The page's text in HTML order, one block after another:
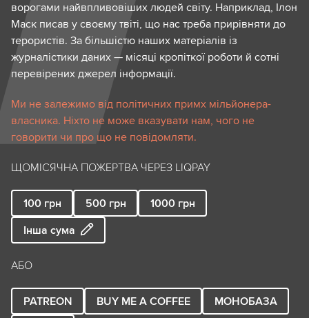
ворогами найвпливовіших людей світу. Наприклад, Ілон
Маск писав у своєму твіті, що нас треба прирівняти до
терористів. За більшістю наших матеріалів із
журналістики даних — місяці кропіткої роботи й сотні
перевірених джерел інформації.
Ми не залежимо від політичних примх мільйонера-
власника. Ніхто не може вказувати нам, чого не
говорити чи про що не повідомляти.
ЩОМІСЯЧНА ПОЖЕРТВА ЧЕРЕЗ LIQPAY
100 грн 500 грн 1000 грн
Інша сума
АБО
PATREON BUY ME A COFFEE
МОНОБАЗА